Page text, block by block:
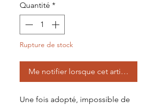
Quantité *
Rupture de stock
Me notifier lorsque cet article est
Une fois adopté, impossible de